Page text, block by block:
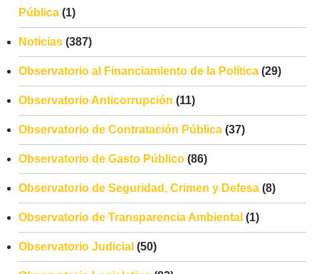
Pública (1)
Noticias (387)
Observatorio al Financiamiento de la Política (29)
Observatorio Anticorrupción (11)
Observatorio de Contratación Pública (37)
Observatorio de Gasto Público (86)
Observatorio de Seguridad, Crimen y Defesa (8)
Observatorio de Transparencia Ambiental (1)
Observatorio Judicial (50)